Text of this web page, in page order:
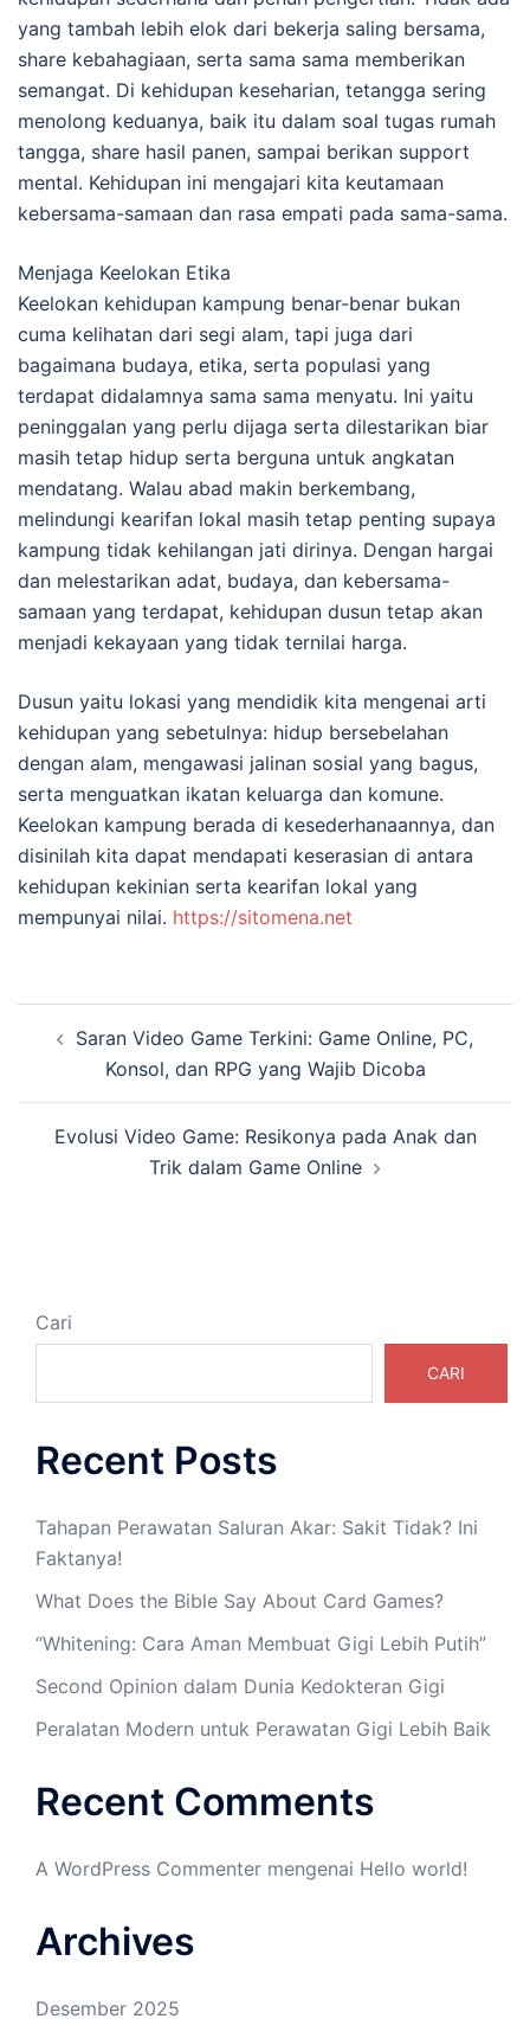
yang tambah lebih elok dari bekerja saling bersama,
share kebahagiaan, serta sama sama memberikan
semangat. Di kehidupan keseharian, tetangga sering
menolong keduanya, baik itu dalam soal tugas rumah
tangga, share hasil panen, sampai berikan support
mental. Kehidupan ini mengajari kita keutamaan
kebersama-samaan dan rasa empati pada sama-sama.
Menjaga Keelokan Etika
Keelokan kehidupan kampung benar-benar bukan
cuma kelihatan dari segi alam, tapi juga dari
bagaimana budaya, etika, serta populasi yang
terdapat didalamnya sama sama menyatu. Ini yaitu
peninggalan yang perlu dijaga serta dilestarikan biar
masih tetap hidup serta berguna untuk angkatan
mendatang. Walau abad makin berkembang,
melindungi kearifan lokal masih tetap penting supaya
kampung tidak kehilangan jati dirinya. Dengan hargai
dan melestarikan adat, budaya, dan kebersama-
samaan yang terdapat, kehidupan dusun tetap akan
menjadi kekayaan yang tidak ternilai harga.
Dusun yaitu lokasi yang mendidik kita mengenai arti
kehidupan yang sebetulnya: hidup bersebelahan
dengan alam, mengawasi jalinan sosial yang bagus,
serta menguatkan ikatan keluarga dan komune.
Keelokan kampung berada di kesederhanaannya, dan
disinilah kita dapat mendapati keserasian di antara
kehidupan kekinian serta kearifan lokal yang
mempunyai nilai. https://sitomena.net
TulisanSaran Video Game Terkini: Game Online, PC,
Konsol, dan RPG yang Wajib Dicoba
Evolusi Video Game: Resikonya pada Anak dan
Trik dalam Game Online
Cari
CARI
Recent Posts
Tahapan Perawatan Saluran Akar: Sakit Tidak? Ini
Faktanya!
What Does the Bible Say About Card Games?
“Whitening: Cara Aman Membuat Gigi Lebih Putih”
Second Opinion dalam Dunia Kedokteran Gigi
Peralatan Modern untuk Perawatan Gigi Lebih Baik
Recent Comments
A WordPress Commenter mengenai Hello world!
Archives
Desember 2025